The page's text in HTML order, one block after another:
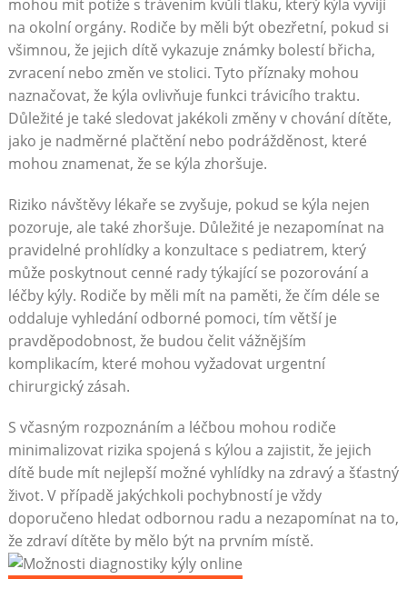
mohou mít potíže s trávením kvůli tlaku, který kýla vyvíjí
na okolní orgány. Rodiče by měli být obezřetní, pokud si
všimnou, že jejich dítě vykazuje známky bolestí břicha,
zvracení nebo změn ve stolici. Tyto příznaky mohou
naznačovat, že kýla ovlivňuje funkci trávicího traktu.
Důležité je také sledovat jakékoli změny v chování dítěte,
jako je nadměrné plačtění nebo podrážděnost, které
mohou znamenat, že se kýla zhoršuje.
Riziko návštěvy lékaře se zvyšuje, pokud se kýla nejen
pozoruje, ale také zhoršuje. Důležité je nezapomínat na
pravidelné prohlídky a konzultace s pediatrem, který
může poskytnout cenné rady týkající se pozorování a
léčby kýly. Rodiče by měli mít na paměti, že čím déle se
oddaluje vyhledání odborné pomoci, tím větší je
pravděpodobnost, že budou čelit vážnějším
komplikacím, které mohou vyžadovat urgentní
chirurgický zásah.
S včasným rozpoznáním a léčbou mohou rodiče
minimalizovat rizika spojená s kýlou a zajistit, že jejich
dítě bude mít nejlepší možné vyhlídky na zdravý a šťastný
život. V případě jakýchkoli pochybností je vždy
doporučeno hledat odbornou radu a nezapomínat na to,
že zdraví dítěte by mělo být na prvním místě.